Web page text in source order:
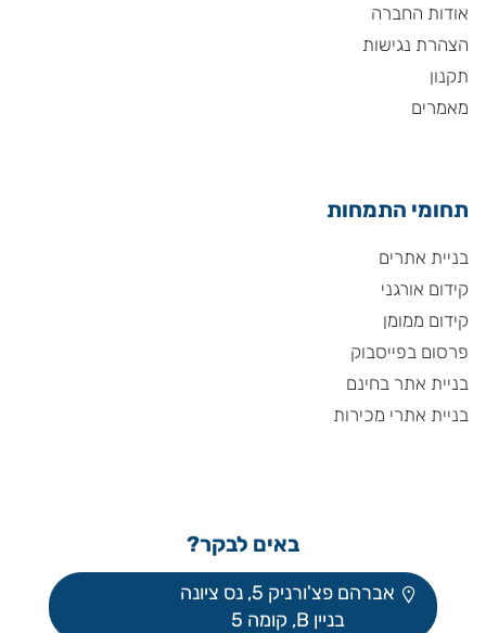
אודות החברה
הצהרת נגישות
תקנון
מאמרים
תחומי התמחות
בניית אתרים
קידום אורגני
קידום ממומן
פרסום בפייסבוק
בניית אתר בחינם
בניית אתרי מכירות
באים לבקר?
אברהם פצ'ורניק 5, נס ציונה
בניין B, קומה 5